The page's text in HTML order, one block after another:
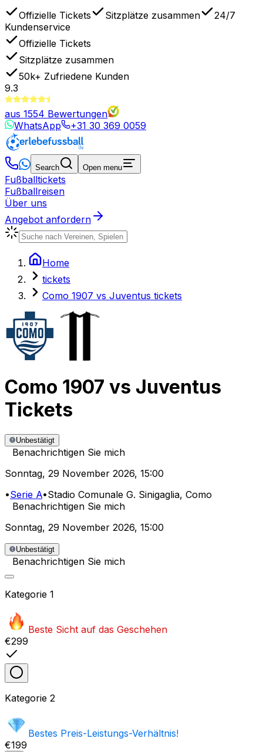
Offizielle Tickets Sitzplätze zusammen
24/7
Kundenservice
Offizielle Tickets
Sitzplätze zusammen
50k+ Zufriedene Kunden
9.3
aus 1554 Bewertungen
WhatsApp
+31 30 369 0059
Search Open menu
Fußballtickets
Fußballreisen
Über uns
Angebot anfordern
Home
tickets
Como 1907 vs Juventus tickets
Como 1907 vs Juventus
Tickets
Unbestätigt
Benachrichtigen Sie mich
Sonntag, 29 November 2026, 15:00
•Serie A•Stadio Comunale G. Sinigaglia, Como
Benachrichtigen Sie mich
Sonntag, 29 November 2026, 15:00
Unbestätigt
Benachrichtigen Sie mich
Kategorie 1
Beste Sicht auf das Geschehen
€299
Kategorie 2
Bestes Preis-Leistungs-Verhältnis!
€199